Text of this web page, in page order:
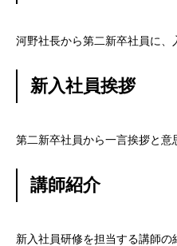
働く
学ぶ
遊ぶ
河野社長から第二新卒社員に、
新入社員挨拶
第二新卒社員から一言挨拶と意
講師紹介
新入社員研修を担当する講師の